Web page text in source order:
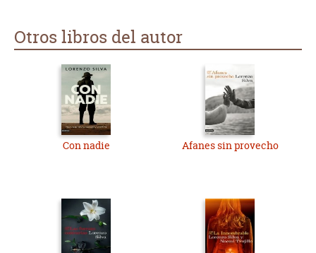
Otros libros del autor
Con nadie Afanes sin provecho